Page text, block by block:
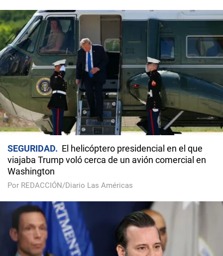
SEGURIDAD
El helicóptero presidencial en el que
viajaba Trump voló cerca de un avión comercial en
Washington
Por REDACCIÓN/Diario Las Américas